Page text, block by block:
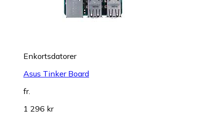
Enkortsdatorer
Asus Tinker Board
fr.
1 296 kr